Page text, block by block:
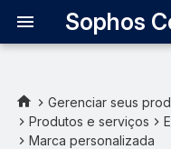
Sophos
Gerenciar seus
Produtos e serviços
Marca personalizada